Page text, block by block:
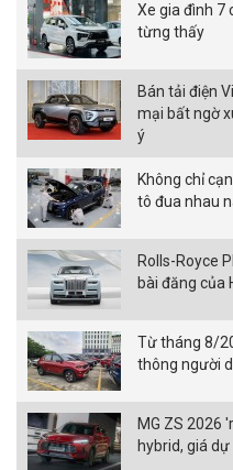
Xe gia đình 7
từng thấy
Bán tải điện
mại bất ngờ
ý
Không chỉ
tô đua nhau
Rolls-Royce
bài đăng của
Từ tháng 8/
thông người
MG ZS 2026
hybrid, giá